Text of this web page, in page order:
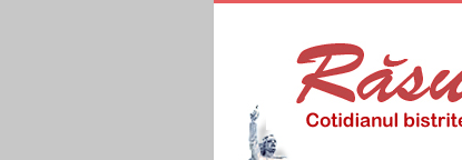
Meniu principal